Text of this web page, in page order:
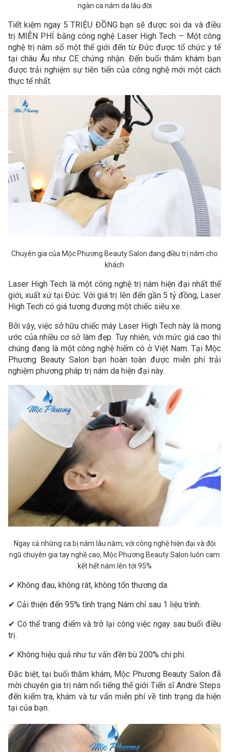
ngàn ca nám da lâu đời
Tiết kiệm ngay 5 TRIỆU ĐỒNG bạn sẽ được soi da và điều
trị MIỄN PHÍ bằng công nghệ Laser High Tech – Một công
nghệ trị nám số một thế giới đến từ Đức được tổ chức y tế
tại châu Âu như CE chứng nhận. Đến buổi thăm khám bạn
được trải nghiệm sự tiên tiến của công nghệ mới một cách
thực tế nhất.
Chuyên gia của Mộc Phương Beauty Salon đang điều trị nám cho
khách
Laser High Tech là một công nghệ trị nám hiện đại nhất thế
giới, xuất xứ tại Đức. Với giá trị lên đến gần 5 tỷ đồng, Laser
High Tech có giá tương đương một chiếc siêu xe.
Bởi vậy, việc sở hữu chiếc máy Laser High Tech này là mong
ước của nhiều cơ sở làm đẹp. Tuy nhiên, với mức giá cao thì
chúng đang là một công nghệ hiếm có ở Việt Nam. Tại Mộc
Phương Beauty Salon bạn hoàn toàn được miễn phí trải
nghiệm phương pháp trị nám da hiện đại này.
Ngay cả những ca bị nám lâu năm, với công nghệ hiện đại và đội
ngũ chuyên gia tay nghề cao, Mộc Phương Beauty Salon luôn cam
kết hết nám lên tới 95%
✔ Không đau, không rát, không tổn thương da.
✔ Cải thiện đến 95% tình trạng Nám chỉ sau 1 liệu trình.
✔ Có thể trang điểm và trở lại công việc ngay sau buổi điều
trị.
✔ Không hiệu quả như tư vấn đền bù 200% chi phí.
Đặc biệt, tại buổi thăm khám, Mộc Phương Beauty Salon đã
mời chuyên gia trị nám nổi tiếng thế giới Tiến sĩ Andre Steps
đến kiểm tra, khám và tư vấn miễn phí về tình trạng da hiện
tại của bạn.